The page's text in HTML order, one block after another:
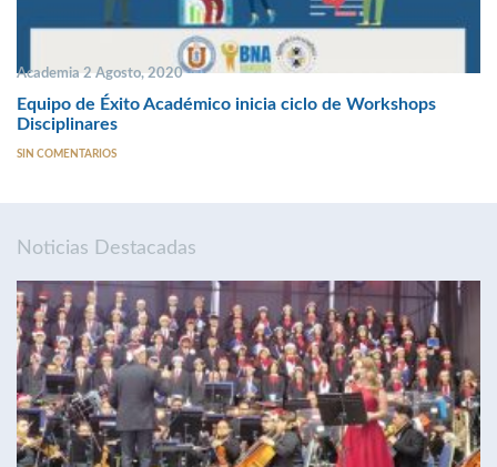
Academia 2 Agosto, 2020
Equipo de Éxito Académico inicia ciclo de Workshops
Disciplinares
SIN COMENTARIOS
Noticias Destacadas